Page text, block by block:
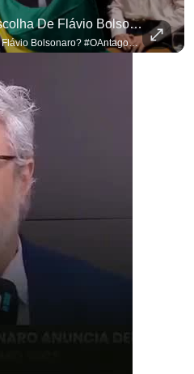
O Que Você Achou Da Escolha De Flávio Bolsonaro? #OAntagonista
O que você achou da escolha de Flávio Bolsonaro? #OAntagonista Se você busca informação com credibilidade, inscreva-se agora e ative o